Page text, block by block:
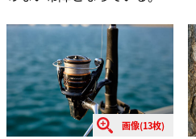
画像(13枚)